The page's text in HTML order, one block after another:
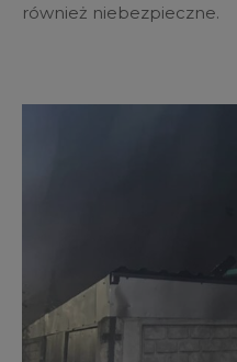
również niebezpieczne.